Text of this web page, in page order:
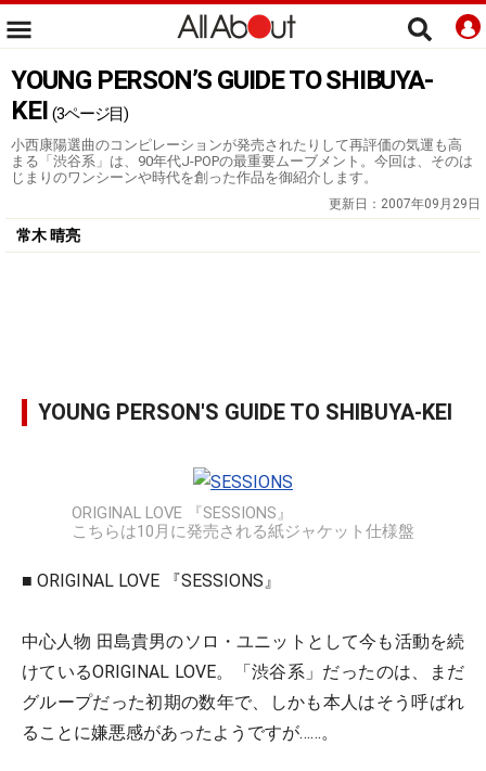
YOUNG PERSON’S GUIDE TO SHIBUYA-
KEI (3ページ目)
小西康陽選曲のコンピレーションが発売されたりして再評価の気運も高
まる「渋谷系」は、90年代J-POPの最重要ムーブメント。今回は、そのは
じまりのワンシーンや時代を創った作品を御紹介します。
更新日： 2007年09月29日
常木 晴亮
YOUNG PERSON'S GUIDE TO SHIBUYA-KEI
ORIGINAL LOVE 『SESSIONS』
こちらは10月に発売される紙ジャケット仕様盤
■ ORIGINAL LOVE 『SESSIONS』
中心人物 田島貴男のソロ・ユニットとして今も活動を続
けているORIGINAL LOVE。「渋谷系」だったのは、まだ
グループだった初期の数年で、しかも本人はそう呼ばれ
ることに嫌悪感があったようですが……。